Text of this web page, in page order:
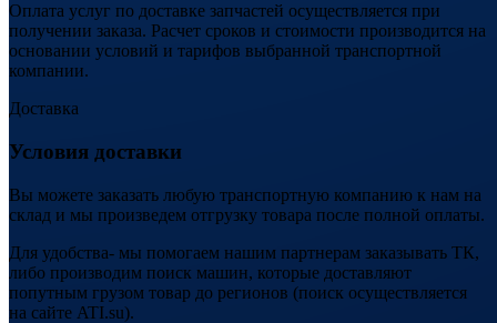
Оплата услуг по доставке запчастей осуществляется при
получении заказа. Расчет сроков и стоимости производится на
основании условий и тарифов выбранной транспортной
компании.
Доставка
Условия доставки
Вы можете заказать любую транспортную компанию к нам на
склад и мы произведем отгрузку товара после полной оплаты.
Для удобства- мы помогаем нашим партнерам заказывать ТК,
либо производим поиск машин, которые доставляют
попутным грузом товар до регионов (поиск осуществляется
на сайте ATI.su).